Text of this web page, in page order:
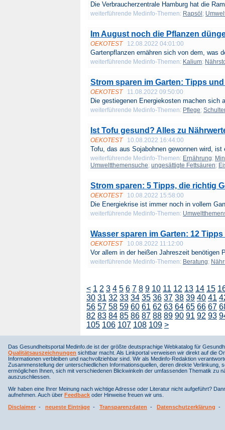
Die Verbraucherzentrale Hamburg hat die
weiterführende Medinfo-Themen: Rapsöl ;
Im August noch die Pflanzen
OEKOTEST 12.08.2022 04:01:00
Gartenpflanzen ernähren sich von dem, was
weiterführende Medinfo-Themen: Kalium;
Strom sparen im Garten: Tipps
OEKOTEST 11.08.2022 09:50:00
Die gestiegenen Energiekosten machen sich
weiterführende Medinfo-Themen: Pflege;
Ist Tofu gesund? Alles zu
OEKOTEST 10.08.2022 16:44:00
Tofu, das aus Sojabohnen gewonnen wird, ist
weiterführende Medinfo-Themen: Ernährung;
Umweltthemensuche; ungesättigte Fettsäuren;
Strom sparen: 5 Tipps, die richtig
OEKOTEST 10.08.2022 15:58:00
Die Energiekrise ist immer noch in vollem
weiterführende Medinfo-Themen:
Wasser sparen im Garten: 12
OEKOTEST 10.08.2022 11:12:00
Vor allem in der heißen Jahreszeit benötigen
weiterführende Medinfo-Themen: Beratung;
< 1 2 3 4 5 6 7 8 9 10 11 12 13 14 15
30 31 32 33 34 35 36 37 38 39 40 41
56 57 58 59 60 61 62 63 64 65 66 67
82 83 84 85 86 87 88 89 90 91 92 93
105 106 107 108 109 >
Das Gesundheitsportal Medinfo.de ist der größte deutsprachige Webkatalog für
Qualitätsauszeichnungen sichtbar macht. Als Linkportal verweisen wir direkt auf die
Informationen verbleiben und nachvollziehbar sind. Wir als Medinfo-Redaktion
Zusammenstellung der unterschiedlichen Informationsquellen, deren direkte
ermöglichen Ihnen, sich mit verschiedenen Blickwinkeln der umfassenden Thematik
auszuschliessen.
Wir haben eine Ihrer Meinung nach wichtige Adresse oder Literatur nicht aufgeführt?
aufnehmen. Auch über Feedback oder Hinweise freuen wir uns.
Disclaimer - neueste Einträge - Transparenzdaten - Datenschutzerklärung -